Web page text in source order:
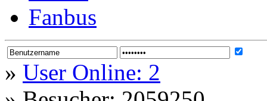
Fanbus
» User Online: 2